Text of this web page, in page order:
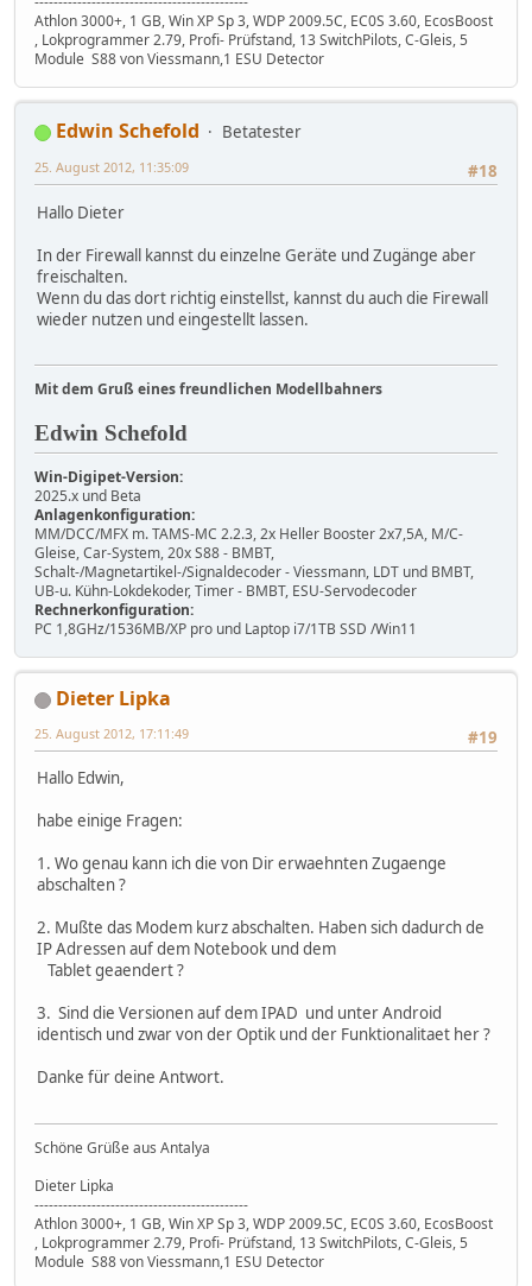
Athlon 3000+, 1 GB, Win XP Sp 3, WDP 2009.5C, EC0S 3.60, EcosBoost
, Lokprogrammer 2.79, Profi- Prüfstand, 13 SwitchPilots, C-Gleis, 5
Module S88 von Viessmann,1 ESU Detector
Edwin Schefold
Betatester
#18
25. August 2012, 11:35:09
Hallo Dieter
In der Firewall kannst du einzelne Geräte und Zugänge aber
freischalten.
Wenn du das dort richtig einstellst, kannst du auch die Firewall
wieder nutzen und eingestellt lassen.
Mit dem Gruß eines freundlichen Modellbahners
Edwin Schefold
Win-Digipet-Version:
2025.x und Beta
Anlagenkonfiguration:
MM/DCC/MFX m. TAMS-MC 2.2.3, 2x Heller Booster 2x7,5A, M/C-
Gleise, Car-System, 20x S88 - BMBT,
Schalt-/Magnetartikel-/Signaldecoder - Viessmann, LDT und BMBT,
UB-u. Kühn-Lokdekoder, Timer - BMBT, ESU-Servodecoder
Rechnerkonfiguration:
PC 1,8GHz/1536MB/XP pro und Laptop i7/1TB SSD /Win11
Dieter Lipka
#19
25. August 2012, 17:11:49
Hallo Edwin,
habe einige Fragen:
1. Wo genau kann ich die von Dir erwaehnten Zugaenge
abschalten ?
2. Mußte das Modem kurz abschalten. Haben sich dadurch de
IP Adressen auf dem Notebook und dem
Tablet geaendert ?
3. Sind die Versionen auf dem IPAD und unter Android
identisch und zwar von der Optik und der Funktionalitaet her ?
Danke für deine Antwort.
Schöne Grüße aus Antalya
Dieter Lipka
---------------------------------------------
Athlon 3000+, 1 GB, Win XP Sp 3, WDP 2009.5C, EC0S 3.60, EcosBoost
, Lokprogrammer 2.79, Profi- Prüfstand, 13 SwitchPilots, C-Gleis, 5
Module S88 von Viessmann,1 ESU Detector